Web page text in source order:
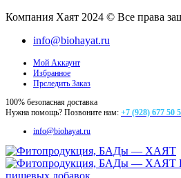
Компания Хаят 2024 © Все права
info@biohayat.ru
Мой Аккаунт
Избранное
Прследить Заказ
100% безопасная доставка
Нужна помощь? Позвоните нам: +7 (928) 677 50
info@biohayat.ru
пищевых добавок